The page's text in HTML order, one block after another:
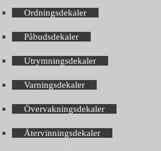
Ordningsdekaler
Påbudsdekaler
Utrymningsdekaler
Varningsdekaler
Övervakningsdekaler
Återvinningsdekaler